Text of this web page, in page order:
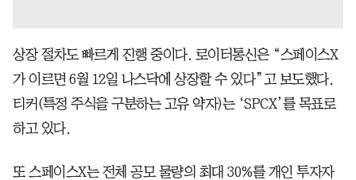
상장 절차도 빠르게 진행 중이다. 로이터통신은 “스페이스X
가 이르면 6월 12일 나스닥에 상장할 수 있다”고 보도했다.
티커(특정 주식을 구분하는 고유 약자)는 ‘SPCX’를 목표로
하고 있다.
또 스페이스X는 전체 공모 물량의 최대 30%를 개인 투자자